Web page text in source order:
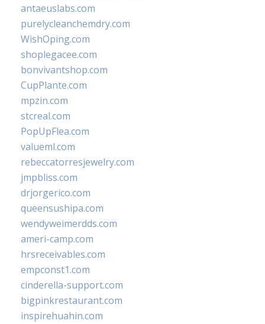
antaeuslabs.com
purelycleanchemdry.com
WishOping.com
shoplegacee.com
bonvivantshop.com
CupPlante.com
mpzin.com
stcreal.com
PopUpFlea.com
valueml.com
rebeccatorresjewelry.com
jmpbliss.com
drjorgerico.com
queensushipa.com
wendyweimerdds.com
ameri-camp.com
hrsreceivables.com
empconst1.com
cinderella-support.com
bigpinkrestaurant.com
inspirehuahin.com